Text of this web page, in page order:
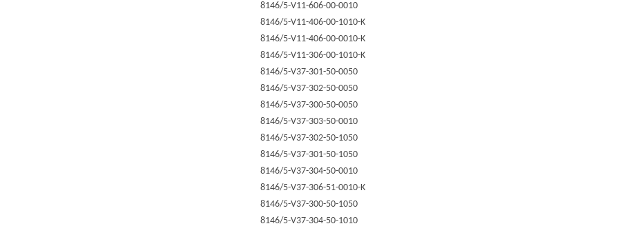
8146/5-V11-606-00-0010
8146/5-V11-406-00-1010-K
8146/5-V11-406-00-0010-K
8146/5-V11-306-00-1010-K
8146/5-V37-301-50-0050
8146/5-V37-302-50-0050
8146/5-V37-300-50-0050
8146/5-V37-303-50-0010
8146/5-V37-302-50-1050
8146/5-V37-301-50-1050
8146/5-V37-304-50-0010
8146/5-V37-306-51-0010-K
8146/5-V37-300-50-1050
8146/5-V37-304-50-1010